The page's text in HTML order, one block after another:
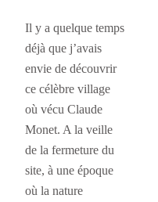
Il y a quelque temps
déjà que j’avais
envie de découvrir
ce célèbre village
où vécu Claude
Monet. A la veille
de la fermeture du
site, à une époque
où la nature